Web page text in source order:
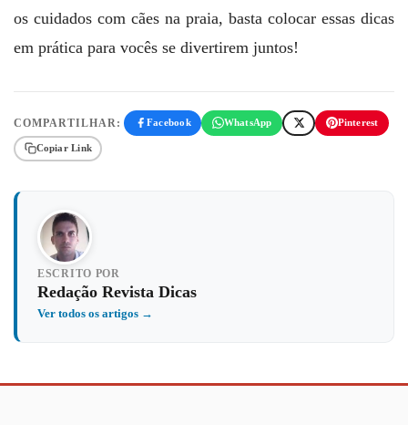
os cuidados com cães na praia, basta colocar essas dicas
em prática para vocês se divertirem juntos!
COMPARTILHAR: Facebook WhatsApp Pinterest
Copiar Link
ESCRITO POR
Redação Revista Dicas
Ver todos os artigos →